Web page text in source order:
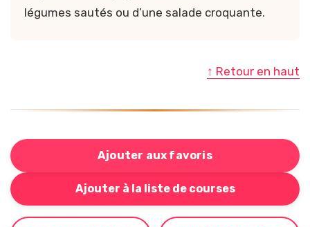
légumes sautés ou d’une salade croquante.
↑ Retour en haut
Ajouter aux favoris
Ajouter à la liste de courses
Bouton pour ajouter cette recette à votre liste de